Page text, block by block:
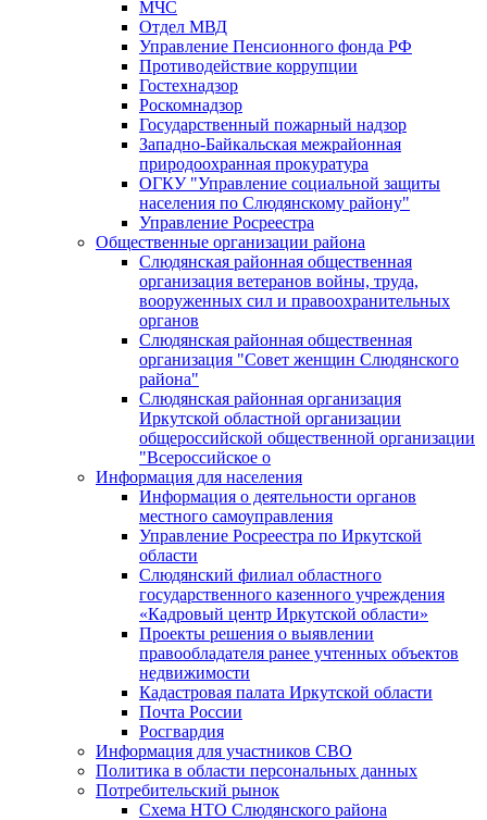
МЧС
Отдел МВД
Управление Пенсионного фонда РФ
Противодействие коррупции
Гостехнадзор
Роскомнадзор
Государственный пожарный надзор
Западно-Байкальская межрайонная
природоохранная прокуратура
ОГКУ "Управление социальной защиты
населения по Слюдянскому району"
Управление Росреестра
Общественные организации района
Слюдянская районная общественная
организация ветеранов войны, труда,
вооруженных сил и правоохранительных
органов
Слюдянская районная общественная
организация "Совет женщин Слюдянского
района"
Слюдянская районная организация
Иркутской областной организации
общероссийской общественной организации
"Всероссийское о
Информация для населения
Информация о деятельности органов
местного самоуправления
Управление Росреестра по Иркутской
области
Слюдянский филиал областного
государственного казенного учреждения
«Кадровый центр Иркутской области»
Проекты решения о выявлении
правообладателя ранее учтенных объектов
недвижимости
Кадастровая палата Иркутской области
Почта России
Росгвардия
Информация для участников СВО
Политика в области персональных данных
Потребительский рынок
Схема НТО Слюдянского района